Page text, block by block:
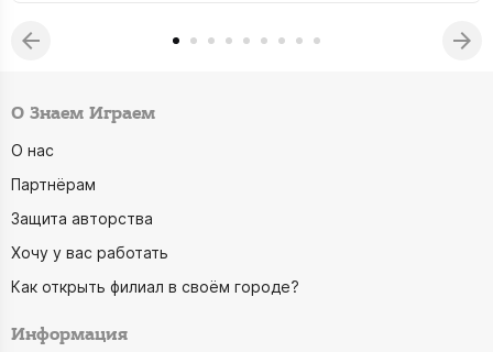
О Знаем Играем
О нас
Партнёрам
Защита авторства
Хочу у вас работать
Как открыть филиал в своём городе?
Информация